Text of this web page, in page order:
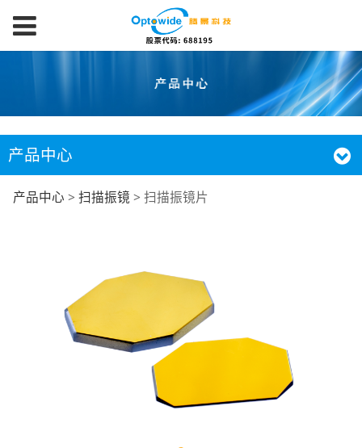
产品中心
扫描振镜片
产品中心 > 扫描振镜 > 扫描振镜片